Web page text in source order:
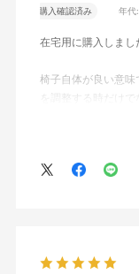
購入確認済み 年代:
在宅用に購入しまし
椅子自体が良い意
を調整する時だけ
で、ストレスを感じ
背中はメッシュ素
に入っています。
色になっています。
キャスターはフロ
思います。良い商品